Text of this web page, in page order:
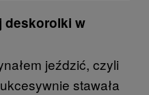
deskorolki w
jeździć, czyli
stawała